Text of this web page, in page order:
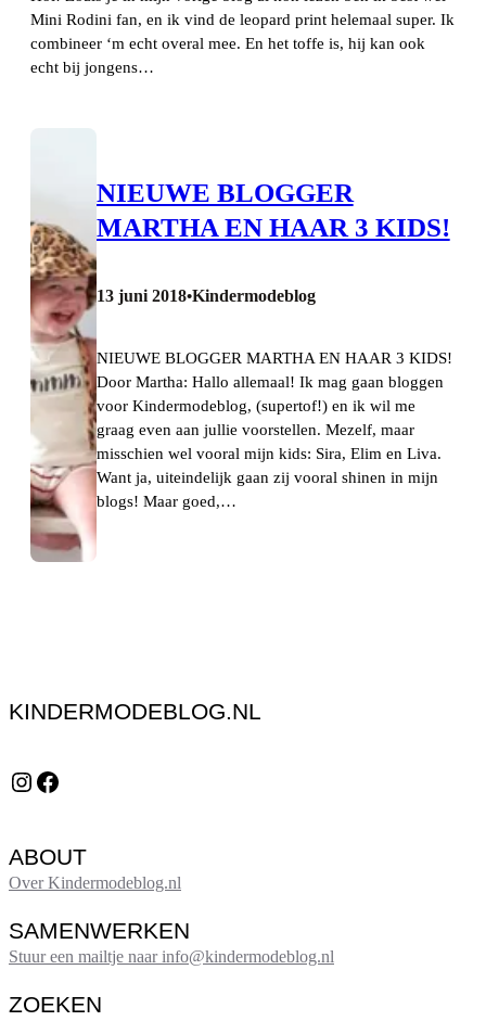
Mini Rodini fan, en ik vind de leopard print helemaal super. Ik
combineer ‘m echt overal mee. En het toffe is, hij kan ook
echt bij jongens…
NIEUWE BLOGGER
MARTHA EN HAAR 3 KIDS!
13 juni 2018•Kindermodeblog
NIEUWE BLOGGER MARTHA EN HAAR 3 KIDS!
Door Martha: Hallo allemaal! Ik mag gaan bloggen
voor Kindermodeblog, (supertof!) en ik wil me
graag even aan jullie voorstellen. Mezelf, maar
misschien wel vooral mijn kids: Sira, Elim en Liva.
Want ja, uiteindelijk gaan zij vooral shinen in mijn
blogs! Maar goed,…
KINDERMODEBLOG.NL
Instagram Facebook
ABOUT
Over Kindermodeblog.nl
SAMENWERKEN
Stuur een mailtje naar info@kindermodeblog.nl
ZOEKEN